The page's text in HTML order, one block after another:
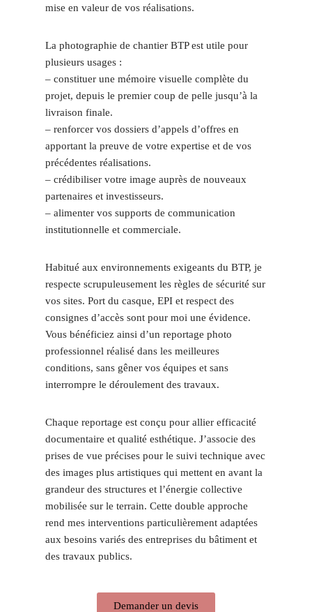
mise en valeur de vos réalisations.
La photographie de chantier BTP est utile pour
plusieurs usages :
– constituer une mémoire visuelle complète du
projet, depuis le premier coup de pelle jusqu’à la
livraison finale.
– renforcer vos dossiers d’appels d’offres en
apportant la preuve de votre expertise et de vos
précédentes réalisations.
– crédibiliser votre image auprès de nouveaux
partenaires et investisseurs.
– alimenter vos supports de communication
institutionnelle et commerciale.
Habitué aux environnements exigeants du BTP, je
respecte scrupuleusement les règles de sécurité sur
vos sites. Port du casque, EPI et respect des
consignes d’accès sont pour moi une évidence.
Vous bénéficiez ainsi d’un reportage photo
professionnel réalisé dans les meilleures
conditions, sans gêner vos équipes et sans
interrompre le déroulement des travaux.
Chaque reportage est conçu pour allier efficacité
documentaire et qualité esthétique. J’associe des
prises de vue précises pour le suivi technique avec
des images plus artistiques qui mettent en avant la
grandeur des structures et l’énergie collective
mobilisée sur le terrain. Cette double approche
rend mes interventions particulièrement adaptées
aux besoins variés des entreprises du bâtiment et
des travaux publics.
Demander un devis